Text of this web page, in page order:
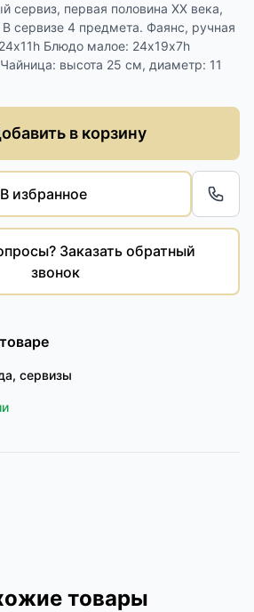
сервиз, первая половина ХХ века,
сервизе 4 предмета. Фаянс, ручная
Блюдо малое: 24х19х7h
высота 25 см, диаметр: 11
в корзину
В избранное
Заказать обратный
звонок
сервизы
товары